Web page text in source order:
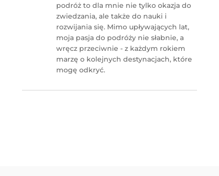
podróż to dla mnie nie tylko okazja do
zwiedzania, ale także do nauki i
rozwijania się. Mimo upływających lat,
moja pasja do podróży nie słabnie, a
wręcz przeciwnie - z każdym rokiem
marzę o kolejnych destynacjach, które
mogę odkryć.